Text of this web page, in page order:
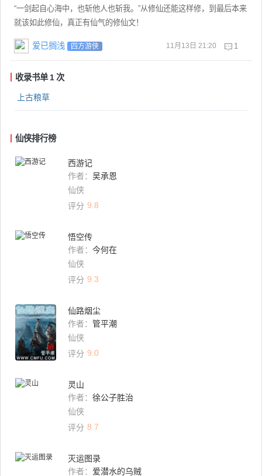
“一剑起自心海中，也斩他人也斩我。”从修仙还能这样修，到最后本来
就该如此修仙，真正有仙气的修仙文！
爱已搁浅 四方游侠 11月13日 21:20 1
收录书单 1 次
上古粮草
仙侠排行榜
西游记
作者： 吴承恩
仙侠
评分 9.8
悟空传
作者： 今何在
仙侠
评分 9.3
仙路烟尘
作者： 管平潮
仙侠
评分 9.0
灵山
作者： 徐公子胜治
仙侠
评分 8.7
灭运图录
作者： 爱潜水的乌贼